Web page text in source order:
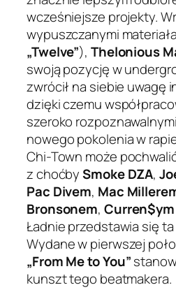
wcześniejsze projekty.
wypuszczanymi
„Twelve”), Thelonious
swoją pozycję w
zwrócił na siebie uwagę
dzięki czemu
szeroko
nowego pokolenia w
Chi-Town może
z choćbySmoke DZA,
Pac Divem, Mac
Bronsonem, Curren$ym
Ładnie przedstawia się
Wydane w pierwszej
„From Me to You”
kunszt tego beatmakera.